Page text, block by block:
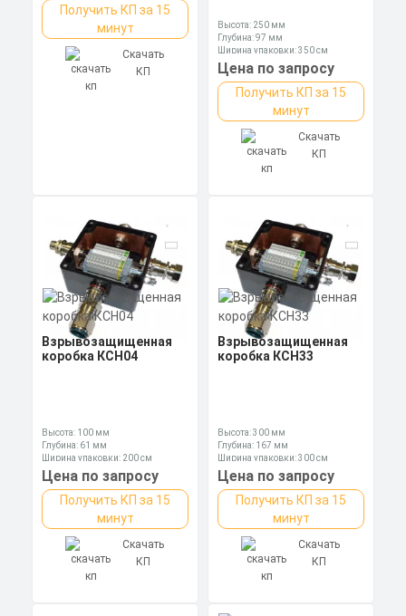
Получить КП за 15
минут
Скачать
КП
Высота: 250 мм
Глубина: 97 мм
Ширина упаковки: 350 см
Цена по запросу
Получить КП за 15
минут
Скачать
КП
Взрывозащищенная
коробка КСН04
Высота: 100 мм
Глубина: 61 мм
Ширина упаковки: 200 см
Цена по запросу
Получить КП за 15
минут
Скачать
КП
Взрывозащищенная
коробка КСН33
Высота: 300 мм
Глубина: 167 мм
Ширина упаковки: 300 см
Цена по запросу
Получить КП за 15
минут
Скачать
КП